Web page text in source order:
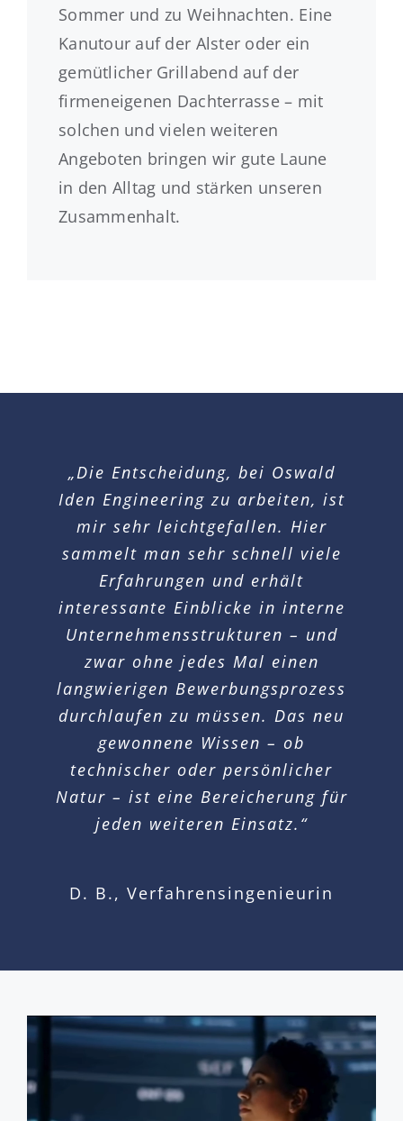
Sommer und zu Weihnachten. Eine
Kanutour auf der Alster oder ein
gemütlicher Grillabend auf der
firmeneigenen Dachterrasse – mit
solchen und vielen weiteren
Angeboten bringen wir gute Laune
in den Alltag und stärken unseren
Zusammenhalt.
„Die Entscheidung, bei Oswald
Iden Engineering zu arbeiten, ist
mir sehr leichtgefallen. Hier
sammelt man sehr schnell viele
Erfahrungen und erhält
interessante Einblicke in interne
Unternehmensstrukturen – und
zwar ohne jedes Mal einen
langwierigen Bewerbungsprozess
durchlaufen zu müssen. Das neu
gewonnene Wissen – ob
technischer oder persönlicher
Natur – ist eine Bereicherung für
jeden weiteren Einsatz.“
D. B., Verfahrensingenieurin